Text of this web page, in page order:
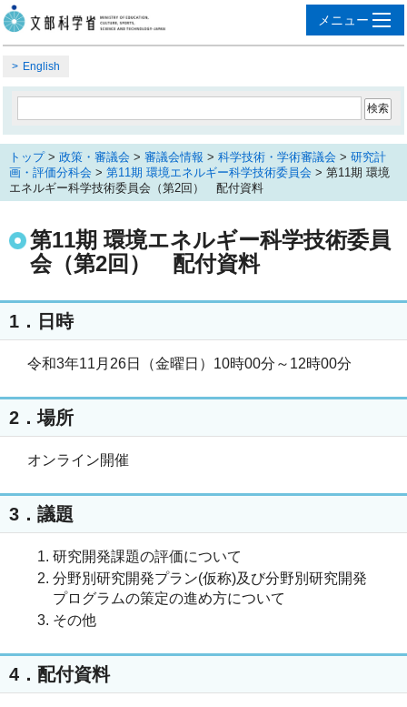
English
トップ> 政策・審議会 > 審議会情報 > 科学技術・学術審議会 > 研究計
画・評価分科会 > 第11期 環境エネルギー科学技術委員会 > 第11期 環境
エネルギー科学技術委員会（第2回） 配付資料
第11期 環境エネルギー科学技術委員
会（第2回） 配付資料
1．日時
令和3年11月26日（金曜日）10時00分～12時00分
2．場所
オンライン開催
3．議題
研究開発課題の評価について
分野別研究開発プラン(仮称)及び分野別研究開発
プログラムの策定の進め方について
その他
4．配付資料